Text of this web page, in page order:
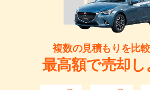
複数の見積もりを比
最高額で売却し